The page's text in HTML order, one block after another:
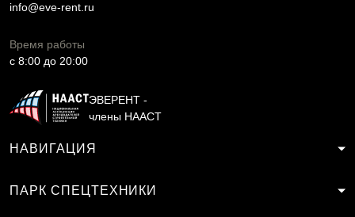
info@eve-rent.ru
Время работы
c 8:00 до 20:00
ЭВЕРЕНТ -
члены НААСТ
НАВИГАЦИЯ
ПАРК СПЕЦТЕХНИКИ